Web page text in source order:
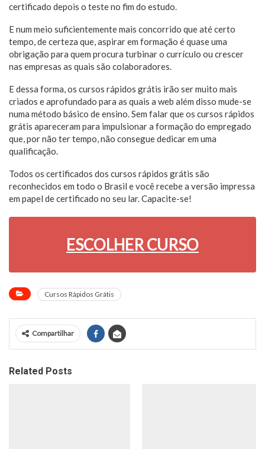
certificado depois o teste no fim do estudo.
E num meio suficientemente mais concorrido que até certo
tempo, de certeza que, aspirar em formação é quase uma
obrigação para quem procura turbinar o currículo ou crescer
nas empresas as quais são colaboradores.
E dessa forma, os cursos rápidos grátis irão ser muito mais
criados e aprofundado para as quais a web além disso mude-se
numa método básico de ensino. Sem falar que os cursos rápidos
grátis apareceram para impulsionar a formação do empregado
que, por não ter tempo, não consegue dedicar em uma
qualificação.
Todos os certificados dos cursos rápidos grátis são
reconhecidos em todo o Brasil e você recebe a versão impressa
em papel de certificado no seu lar. Capacite-se!
ESCOLHER CURSO
Cursos Rápidos Grátis
Compartilhar
Related Posts